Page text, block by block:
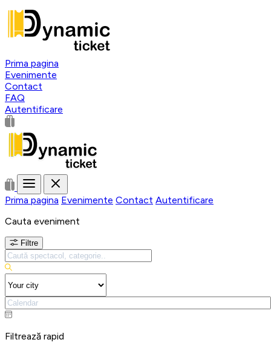
Prima pagina
Evenimente
Contact
FAQ
Autentificare
Prima pagina Evenimente Contact Autentificare
Cauta eveniment
Filtre
Filtrează rapid